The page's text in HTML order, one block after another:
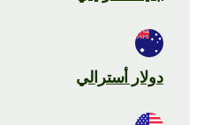
دولار أسترالي